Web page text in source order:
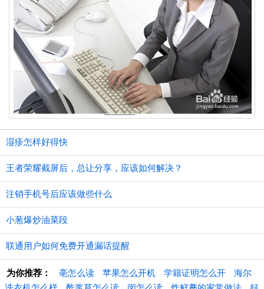
湿疹怎样好得快
王者荣耀截屏后，总让分享，应该如何解决？
注销手机号后应该做些什么
小葱爆炒油菜段
联通用户如何免费开通漏话提醒
为你推荐： 亳怎么读 苹果怎么开机 学籍证明怎么开
海尔